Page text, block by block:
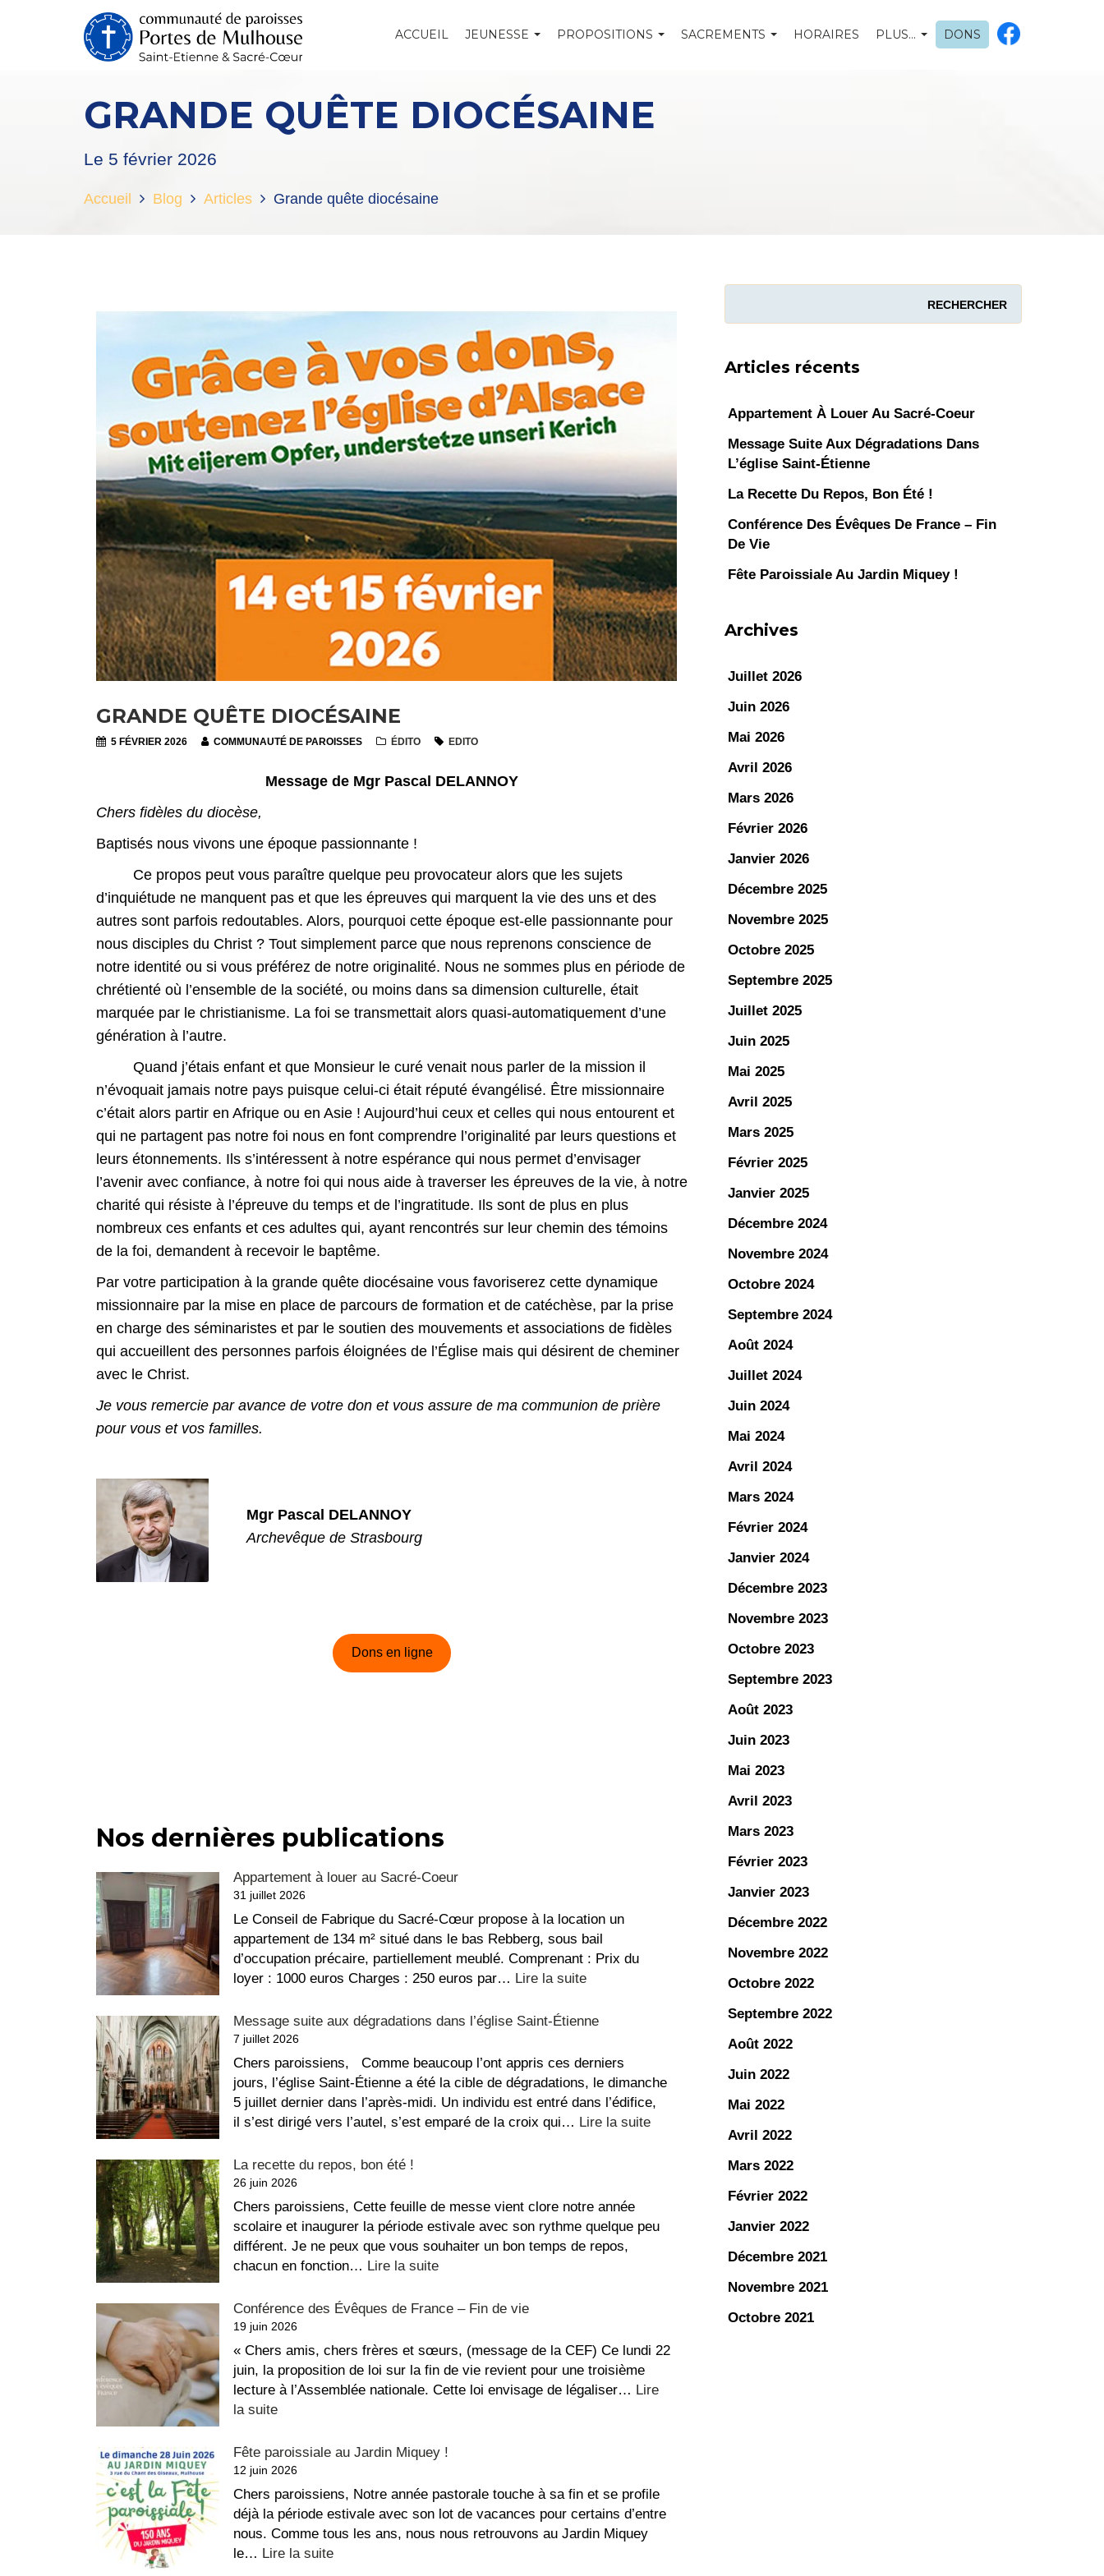
ACCUEIL JEUNESSE PROPOSITIONS SACREMENTS HORAIRES PLUS… DONS
GRANDE QUÊTE DIOCÉSAINE
Le 5 février 2026
Accueil Blog Articles Grande quête diocésaine
GRANDE QUÊTE DIOCÉSAINE
5 FÉVRIER 2026 COMMUNAUTÉ DE PAROISSES ÉDITO EDITO
Message de Mgr Pascal DELANNOY
Chers fidèles du diocèse,
Baptisés nous vivons une époque passionnante !
Ce propos peut vous paraître quelque peu provocateur alors que les sujets
d’inquiétude ne manquent pas et que les épreuves qui marquent la vie des uns et des
autres sont parfois redoutables. Alors, pourquoi cette époque est-elle passionnante pour
nous disciples du Christ ? Tout simplement parce que nous reprenons conscience de
notre identité ou si vous préférez de notre originalité. Nous ne sommes plus en période de
chrétienté où l’ensemble de la société, ou moins dans sa dimension culturelle, était
marquée par le christianisme. La foi se transmettait alors quasi-automatiquement d’une
génération à l’autre.
Quand j’étais enfant et que Monsieur le curé venait nous parler de la mission il
n’évoquait jamais notre pays puisque celui-ci était réputé évangélisé. Être missionnaire
c’était alors partir en Afrique ou en Asie ! Aujourd’hui ceux et celles qui nous entourent et
qui ne partagent pas notre foi nous en font comprendre l’originalité par leurs questions et
leurs étonnements. Ils s’intéressent à notre espérance qui nous permet d’envisager
l’avenir avec confiance, à notre foi qui nous aide à traverser les épreuves de la vie, à notre
charité qui résiste à l’épreuve du temps et de l’ingratitude. Ils sont de plus en plus
nombreux ces enfants et ces adultes qui, ayant rencontrés sur leur chemin des témoins
de la foi, demandent à recevoir le baptême.
Par votre participation à la grande quête diocésaine vous favoriserez cette dynamique
missionnaire par la mise en place de parcours de formation et de catéchèse, par la prise
en charge des séminaristes et par le soutien des mouvements et associations de fidèles
qui accueillent des personnes parfois éloignées de l’Église mais qui désirent de cheminer
avec le Christ.
Je vous remercie par avance de votre don et vous assure de ma communion de prière
pour vous et vos familles.
Mgr Pascal DELANNOY
Archevêque de Strasbourg
Dons en ligne
Nos dernières publications
Appartement à louer au Sacré-Coeur
31 juillet 2026
Le Conseil de Fabrique du Sacré-Cœur propose à la location un
appartement de 134 m² situé dans le bas Rebberg, sous bail
d’occupation précaire, partiellement meublé. Comprenant : Prix du
loyer : 1000 euros Charges : 250 euros par… Lire la suite:
à
au
Sacré-
Coeur
Message suite aux dégradations dans l’église Saint-Étienne
7 juillet 2026
Chers paroissiens, Comme beaucoup l’ont appris ces derniers
jours, l’église Saint-Étienne a été la cible de dégradations, le dimanche
5 juillet dernier dans l’après-midi. Un individu est entré dans l’édifice,
il s’est dirigé vers l’autel, s’est emparé de la croix qui… Lire la suite:
dans
La recette du repos, bon été !
26 juin 2026
Chers paroissiens, Cette feuille de messe vient clore notre année
scolaire et inaugurer la période estivale avec son rythme quelque peu
différent. Je ne peux que vous souhaiter un bon temps de repos,
chacun en fonction… Lire la suite:
recette
repos,
bon
été
Conférence des Évêques de France – Fin de vie
19 juin 2026
« Chers amis, chers frères et sœurs, (message de la CEF) Ce lundi 22
juin, la proposition de loi sur la fin de vie revient pour une troisième
lecture à l’Assemblée nationale. Cette loi envisage de légaliser… Lire
la suite:
des
Évêques
de
France
–
Fin
Fête paroissiale au Jardin Miquey !
12 juin 2026
Chers paroissiens, Notre année pastorale touche à sa fin et se profile
déjà la période estivale avec son lot de vacances pour certains d’entre
nous. Comme tous les ans, nous nous retrouvons au Jardin Miquey
le… Lire la suite:
Articles récents
Appartement À Louer Au Sacré-Coeur
Message Suite Aux Dégradations Dans
L’église Saint-Étienne
La Recette Du Repos, Bon Été !
Conférence Des Évêques De France – Fin
De Vie
Fête Paroissiale Au Jardin Miquey !
Archives
Juillet 2026
Juin 2026
Mai 2026
Avril 2026
Mars 2026
Février 2026
Janvier 2026
Décembre 2025
Novembre 2025
Octobre 2025
Septembre 2025
Juillet 2025
Juin 2025
Mai 2025
Avril 2025
Mars 2025
Février 2025
Janvier 2025
Décembre 2024
Novembre 2024
Octobre 2024
Septembre 2024
Août 2024
Juillet 2024
Juin 2024
Mai 2024
Avril 2024
Mars 2024
Février 2024
Janvier 2024
Décembre 2023
Novembre 2023
Octobre 2023
Septembre 2023
Août 2023
Juin 2023
Mai 2023
Avril 2023
Mars 2023
Février 2023
Janvier 2023
Décembre 2022
Novembre 2022
Octobre 2022
Septembre 2022
Août 2022
Juin 2022
Mai 2022
Avril 2022
Mars 2022
Février 2022
Janvier 2022
Décembre 2021
Novembre 2021
Octobre 2021